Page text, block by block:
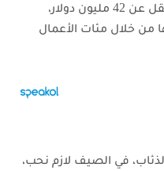
بلغت ثروة الراحل ما لايقل عن 42 مليون دولار،
خلال مئات الأعمال
في الصيف لازم نحب،